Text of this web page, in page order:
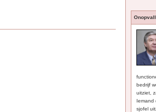
bedrijf
uitziet,
Iemand
sjofel